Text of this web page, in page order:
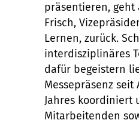
präsentieren, geht
Frisch,
Lernen, zurück.
interdisziplinäres
dafür begeistern
Messepräsenz seit
Jahres koordiniert
Mitarbeitenden